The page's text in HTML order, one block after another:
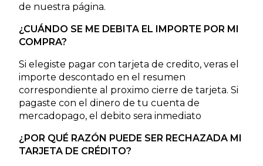
de nuestra página.
¿CUÁNDO SE ME DEBITA EL IMPORTE POR MI
COMPRA?
Si elegiste pagar con tarjeta de credito, veras el
importe descontado en el resumen
correspondiente al proximo cierre de tarjeta. Si
pagaste con el dinero de tu cuenta de
mercadopago, el debito sera inmediato
¿POR QUÉ RAZÓN PUEDE SER RECHAZADA MI
TARJETA DE CRÉDITO?